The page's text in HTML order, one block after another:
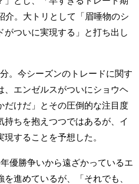
介。大トリとして「眉唾物のシ
がついに実現する」と打ち出し
。今シーズンのトレードに関す
、エンゼルスがついにショウヘ
だけだ」とその圧倒的な注目度
ちを抱えつつではあるが、イ
することを予想した。
優勝争いから遠ざかっているエ
進めているが、「それでも、